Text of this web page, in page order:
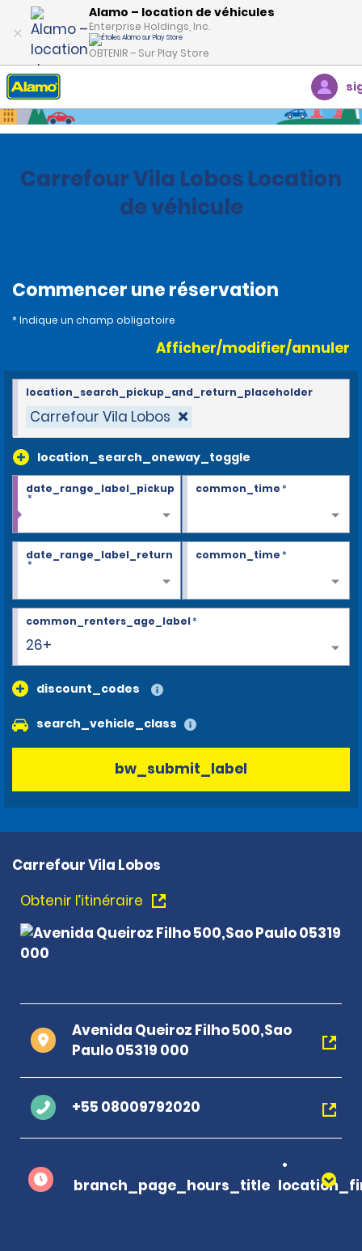
Alamo – location de véhicules
Enterprise Holdings, Inc.
OBTENIR – Sur Play Store
Accueil Succursales
Carrefour Vila Lobos Location
de véhicule
Commencer une réservation
* Indique un champ obligatoire
Afficher/modifier/annuler
Carrefour Vila Lobos
location_search_oneway_toggle
location_search_pickup_and_return_placeholder
date_range_label_pickup
*
common_time*
date_range_label_return
*
common_time*
26+
common_renters_age_label*
discount_codes
search_vehicle_class
bw_submit_label
Carrefour Vila Lobos
Obtenir l’itinéraire
Avenida Queiroz Filho 500,Sao
Paulo 05319 000
+55 08009792020
branch_page_hours_title